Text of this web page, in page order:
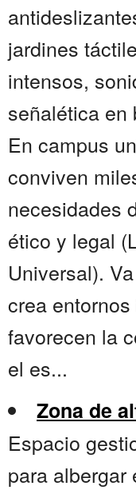
jardines
intensos,
señalética en
En campus
conviven
necesidades
ético y legal
Universal).
crea
favorecen la
el es...
Zona de
Espacio
para albergar